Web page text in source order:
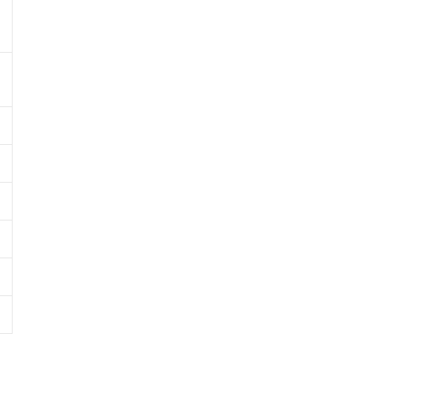
証明するものではありません。
の期間は出荷製品に未対応品が
ない限り、2022年1月12日よ